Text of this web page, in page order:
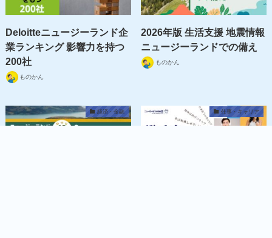
Deloitteニュージーランド企
業ランキング 影響力を持つ
200社
ものかん
2026年版 生活支援 地震情報
ニュージーランドでの備え
ものかん
経済・金融 仕事・キャリア